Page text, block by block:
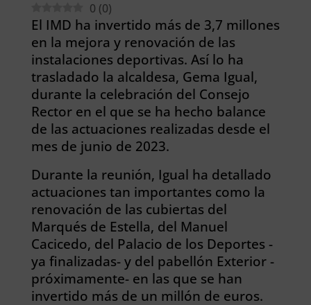
0 (0)
El IMD ha invertido más de 3,7 millones
en la mejora y renovación de las
instalaciones deportivas. Así lo ha
trasladado la alcaldesa, Gema Igual,
durante la celebración del Consejo
Rector en el que se ha hecho balance
de las actuaciones realizadas desde el
mes de junio de 2023.
Durante la reunión, Igual ha detallado
actuaciones tan importantes como la
renovación de las cubiertas del
Marqués de Estella, del Manuel
Cacicedo, del Palacio de los Deportes -
ya finalizadas- y del pabellón Exterior -
próximamente- en las que se han
invertido más de un millón de euros.